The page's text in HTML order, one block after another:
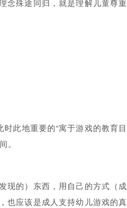
念殊途同归，就是理解儿童尊重
此地重要的“寓于游戏的教育目
。
现的）东西，用自己的方式（成
也应该是成人支持幼儿游戏的真